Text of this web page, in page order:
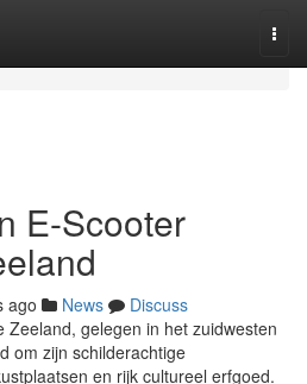
E-Scooter
ago News
Discuss
Zeeland, gelegen in het zuidwesten
om zijn schilderachtige
en rijk cultureel erfgoed.